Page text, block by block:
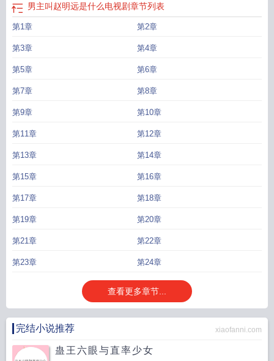
男主叫赵明远是什么电视剧章节列表
第1章 第2章
第3章 第4章
第5章 第6章
第7章 第8章
第9章 第10章
第11章 第12章
第13章 第14章
第15章 第16章
第17章 第18章
第19章 第20章
第21章 第22章
第23章 第24章
查看更多章节...
完结小说推荐 xiaofanni.com
蛊王六眼与直率少女